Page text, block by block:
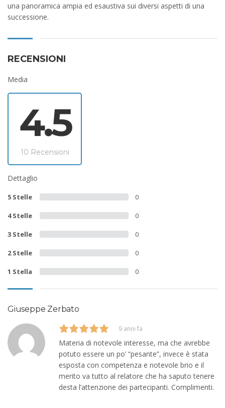
una panoramica ampia ed esaustiva sui diversi aspetti di una
successione.
RECENSIONI
Media
4.5
10 Recensioni
Dettaglio
5 Stelle 0
4 Stelle 0
3 Stelle 0
2 Stelle 0
1 Stella 0
Giuseppe Zerbato
9 anni fa
Materia di notevole interesse, ma che avrebbe
potuto essere un po’ “pesante”, invece è stata
esposta con competenza e notevole brio e il
merito va tutto al relatore che ha saputo tenere
desta l’attenzione dei partecipanti. Complimenti.